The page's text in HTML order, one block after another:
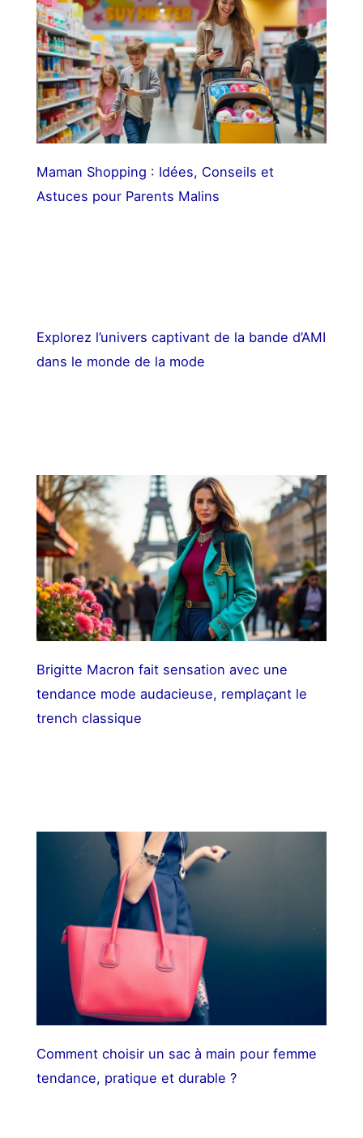
Maman Shopping : Idées, Conseils et
Astuces pour Parents Malins
Explorez l’univers captivant de la bande d’AMI
dans le monde de la mode
Brigitte Macron fait sensation avec une
tendance mode audacieuse, remplaçant le
trench classique
Comment choisir un sac à main pour femme
tendance, pratique et durable ?